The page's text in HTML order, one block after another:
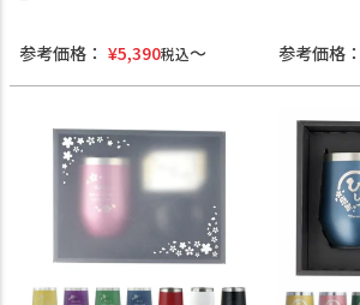
参考価格： ¥5,390税込 参考価格：